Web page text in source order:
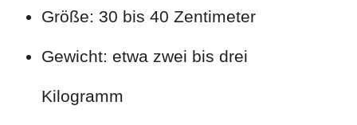
Größe: 30 bis 40 Zentimeter
Gewicht: etwa zwei bis drei
Kilogramm